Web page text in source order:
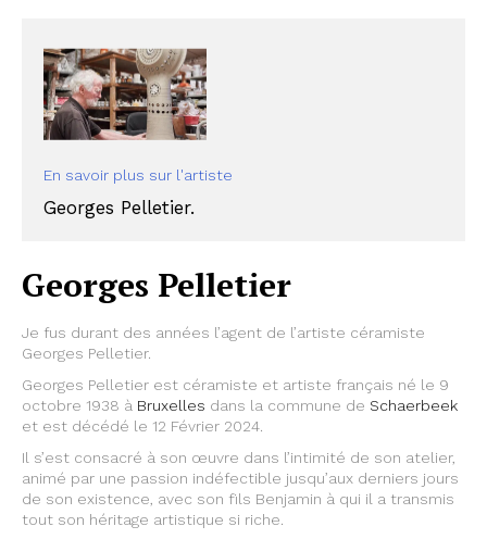
En savoir plus sur l'artiste
Georges Pelletier.
Georges Pelletier
Je fus durant des années l’agent de l’artiste céramiste
Georges Pelletier.
Georges Pelletier est céramiste et artiste français né le 9
octobre 1938 à Bruxelles dans la commune de Schaerbeek
et est décédé le 12 Février 2024.
Il s’est consacré à son œuvre dans l’intimité de son atelier,
animé par une passion indéfectible jusqu’aux derniers jours
de son existence, avec son fils Benjamin à qui il a transmis
tout son héritage artistique si riche.